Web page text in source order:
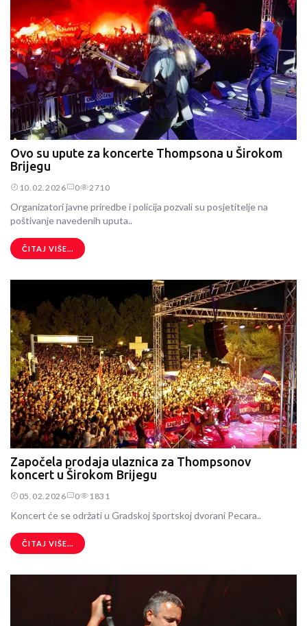
Ovo su upute za koncerte Thompsona u Širokom
Brijegu
10.02.2026 0 2710
Organizatori javne priredbe i policija pozvali su posjetitelje na
poštivanje navedenih uputa..
ČITAJ VIŠE...
Započela prodaja ulaznica za Thompsonov
koncert u Širokom Brijegu
05.02.2026 0 1831
Koncert će se održati u Gradskoj športskoj dvorani Pecara..
ČITAJ VIŠE...